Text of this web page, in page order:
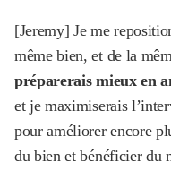
[Jeremy] Je me
même bien, et de la
préparerais mieux en
et je maximiserais
pour améliorer encore
du bien et bénéficier du